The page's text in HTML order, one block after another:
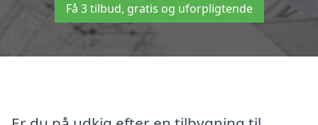
Få 3 tilbud, gratis og uforpligtende